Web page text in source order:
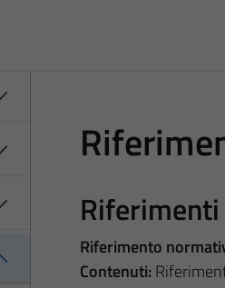
Riferimento
Contenuti: